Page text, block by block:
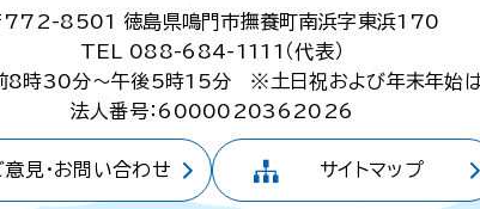
772-8501
徳島県鳴門市撫養町南浜字東浜170
TEL 088-684-1111（代表）
8時30分～午後5時15分
※土日祝および年末年始
法人番号：6000020362026
見・お問い合わせ サイトマップ